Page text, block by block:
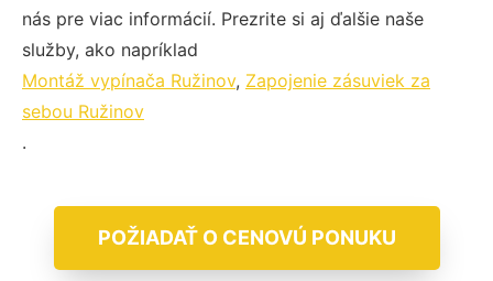
nás pre viac informácií. Prezrite si aj ďalšie naše
služby, ako napríklad
Montáž vypínača Ružinov, Zapojenie zásuviek za
sebou Ružinov
.
POŽIADAŤ O CENOVÚ PONUKU